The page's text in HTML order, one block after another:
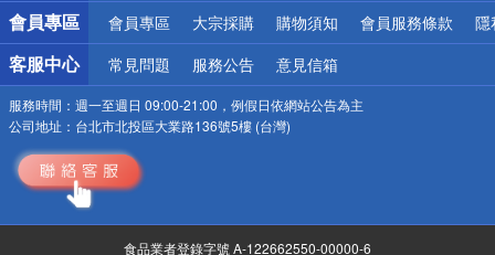
會員專區 會員專區 大宗採購 購物須知 會員服務條款 隱
客服中心 常見問題 服務公告 意見信箱
服務時間： 週一至週日 09:00-21:00，例假日依網站公告為主
公司地址： 台北市北投區大業路136號5樓 (台灣)
食品業者登錄字號 A-122662550-00000-6